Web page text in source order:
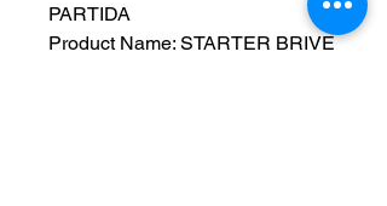
PARTIDA
Product Name: STARTER BRIVE